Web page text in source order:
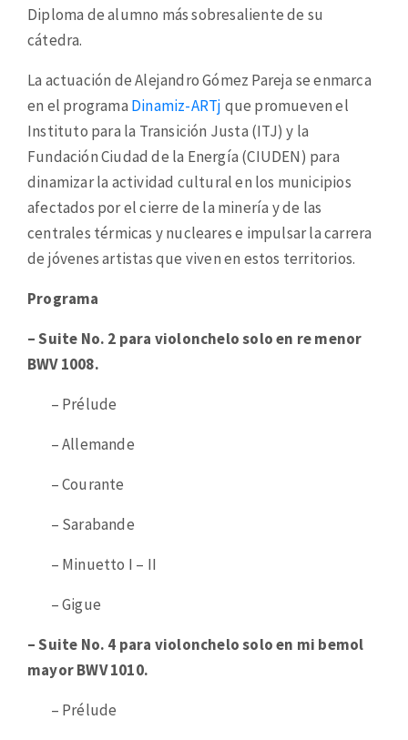
Diploma de alumno más sobresaliente de su
cátedra.
La actuación de Alejandro Gómez Pareja se enmarca
en el programa Dinamiz-ARTj que promueven el
Instituto para la Transición Justa (ITJ) y la
Fundación Ciudad de la Energía (CIUDEN) para
dinamizar la actividad cultural en los municipios
afectados por el cierre de la minería y de las
centrales térmicas y nucleares e impulsar la carrera
de jóvenes artistas que viven en estos territorios.
Programa
– Suite No. 2 para violonchelo solo en re menor
BWV 1008.
– Prélude
– Allemande
– Courante
– Sarabande
– Minuetto I – II
– Gigue
– Suite No. 4 para violonchelo solo en mi bemol
mayor BWV 1010.
– Prélude